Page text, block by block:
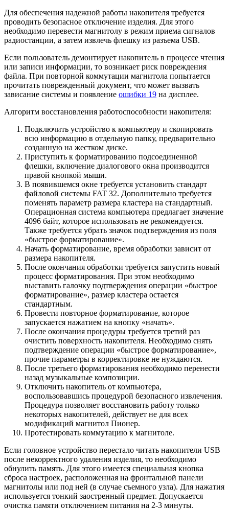
Для обеспечения надежной работы накопителя требуется
проводить безопасное отключение изделия. Для этого
необходимо перевести магнитолу в режим приема сигналов
радиостанции, а затем извлечь флешку из разъема USB.
Если пользователь демонтирует накопитель в процессе чтения
или записи информации, то возникает риск повреждения
файла. При повторной коммутации магнитола попытается
прочитать поврежденный документ, что может вызвать
зависание системы и появление ошибки 19 на дисплее.
Алгоритм восстановления работоспособности накопителя:
Подключить устройство к компьютеру и скопировать
всю информацию в отдельную папку, предварительно
созданную на жестком диске.
Приступить к форматированию подсоединенной
флешки, включение диалогового окна производится
правой кнопкой мыши.
В появившемся окне требуется установить стандарт
файловой системы FAT 32. Дополнительно требуется
поменять параметр размера кластера на стандартный.
Операционная система компьютера предлагает значение
4096 байт, которое использовать не рекомендуется.
Также требуется убрать значок подтверждения из поля
«быстрое форматирование».
Начать форматирование, время обработки зависит от
размера накопителя.
После окончания обработки требуется запустить новый
процесс форматирования. При этом необходимо
выставить галочку подтверждения операции «быстрое
форматирование», размер кластера остается
стандартным.
Провести повторное форматирование, которое
запускается нажатием на кнопку «начать».
После окончания процедуры требуется третий раз
очистить поверхность накопителя. Необходимо снять
подтверждение операции «быстрое форматирование»,
прочие параметры в корректировке не нуждаются.
После третьего форматирования необходимо перенести
назад музыкальные композиции.
Отключить накопитель от компьютера,
воспользовавшись процедурой безопасного извлечения.
Процедура позволяет восстановить работу только
некоторых накопителей, действует не для всех
модификаций магнитол Пионер.
Протестировать коммутацию к магнитоле.
Если головное устройство перестало читать накопители USB
после некорректного удаления изделия, то необходимо
обнулить память. Для этого имеется специальная кнопка
сброса настроек, расположенная на фронтальной панели
магнитолы или под ней (в случае съемного узла). Для нажатия
используется тонкий заостренный предмет. Допускается
очистка памяти отключением питания на 2-3 минуты.